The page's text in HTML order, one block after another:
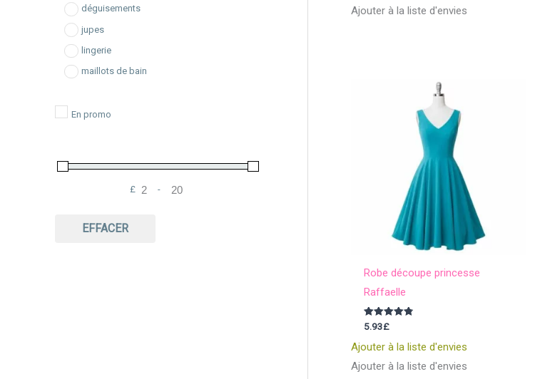
déguisements
jupes
lingerie
maillots de bain
robes
vêtements de grossesse
En promo
£ -
EFFACER
Ajouter à la liste d'envies
Robe découpe princesse
Raffaelle
Note
sur 5
5.93£
Ajouter à la liste d'envies
Ajouter à la liste d'envies